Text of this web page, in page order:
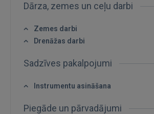
 Sign in with Apple
Vēl neesat reģistrējies?
Dārza, zemes un ceļu darbi
Zemes darbi
Drenāžas darbi
Sadzīves pakalpojumi
Instrumentu asināšana
Piegāde un pārvadājumi